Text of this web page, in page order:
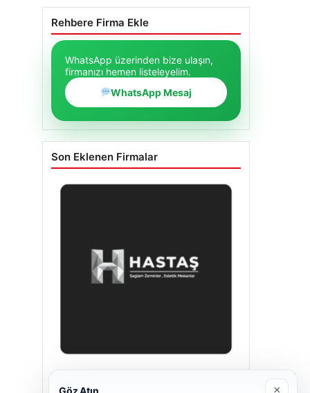
Rehbere Firma Ekle
WhatsApp üzerinden bize ulaşın,
firmanızı hemen listeleyelim.
WhatsApp Mesaj
Son Eklenen Firmalar
Göz Atın ×